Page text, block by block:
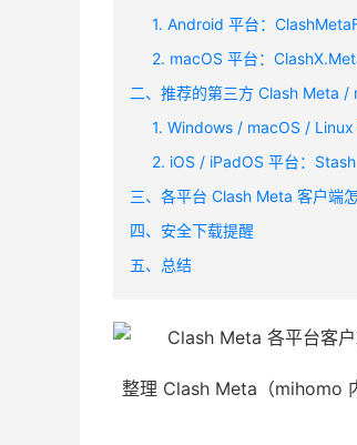
1. Android 平台：
2. macOS 平台：
二、推荐的第三方 Clash Meta /
1. Windows / macOS /
2. iOS / iPadOS 平台：Stash
三、各平台 Clash Meta 客户端怎
四、安全下载提醒
五、总结
整理 Clash Meta（mihomo